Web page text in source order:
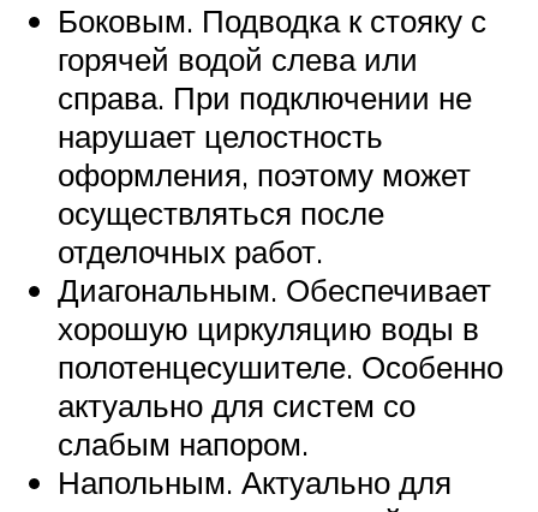
Боковым. Подводка к стояку с
горячей водой слева или
справа. При подключении не
нарушает целостность
оформления, поэтому может
осуществляться после
отделочных работ.
Диагональным. Обеспечивает
хорошую циркуляцию воды в
полотенцесушителе. Особенно
актуально для систем со
слабым напором.
Напольным. Актуально для